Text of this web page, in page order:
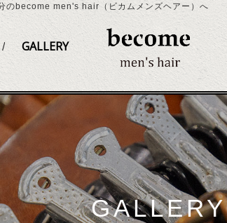
のbecome men's hair（ビカムメンズヘアー）へ
GALLERY
GALLERY